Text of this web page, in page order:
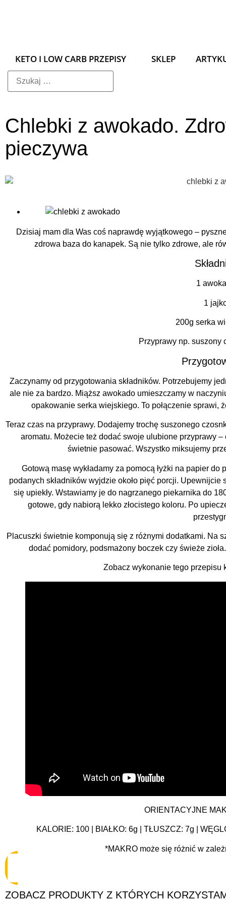
KETO I LOW CARB PRZEPISY SKLEP
Chlebki z awokado.
pieczywa
Dzisiaj mam dla Was coś naprawdę wyjątkowego –
zdrowa baza do kanapek. Są nie tylko zdrowe, ale
1
1
200g serka
Przyprawy np. suszony
Zaczynamy od przygotowania składników. Potrzebujemy
ale nie za bardzo. Miąższ awokado umieszczamy w
opakowanie serka wiejskiego. To połączenie sprawi,
Teraz czas na przyprawy. Dodajemy trochę suszonego
aromatu. Możecie też dodać swoje ulubione przyprawy
świetnie pasować. Wszystko miksujemy
Gotową masę wykładamy za pomocą łyżki na papier
podanych składników wyjdzie około pięć porcji.
się upiekły. Wstawiamy je do nagrzanego piekarnika do
gotowe, gdy nabiorą lekko złocistego koloru. Po
Placuszki świetnie komponują się z różnymi dodatkami. Na
dodać pomidory, podsmażony boczek czy świeże
Zobacz wykonanie tego przepisu
ORIENTACYJNE
KALORIE: 100 | BIAŁKO: 6g | TŁUSZCZ: 7g |
*MAKRO może się różnić w
ZOBACZ PRODUKTY Z KTÓRYCH